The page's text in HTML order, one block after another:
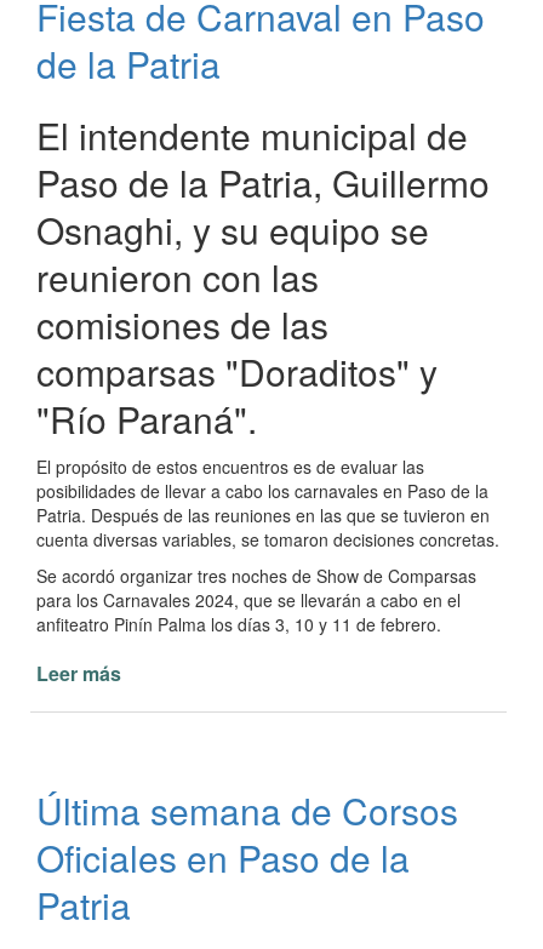
de
carnaval
en
la
Patria
Fiesta de Carnaval en Paso
de la Patria
El intendente municipal de
Paso de la Patria, Guillermo
Osnaghi, y su equipo se
reunieron con las
comisiones de las
comparsas "Doraditos" y
"Río Paraná".
El propósito de estos encuentros es de evaluar las
posibilidades de llevar a cabo los carnavales en Paso de la
Patria. Después de las reuniones en las que se tuvieron en
cuenta diversas variables, se tomaron decisiones concretas.
Se acordó organizar tres noches de Show de Comparsas
para los Carnavales 2024, que se llevarán a cabo en el
anfiteatro Pinín Palma los días 3, 10 y 11 de febrero.
Leer más
Paso
de
la
Última semana de Corsos
Oficiales en Paso de la
Patria